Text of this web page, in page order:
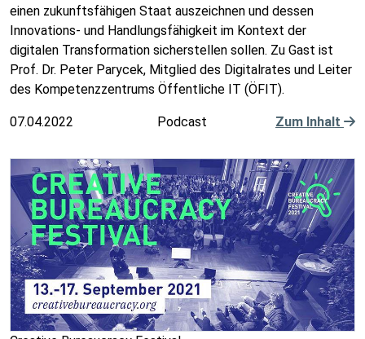
einen zukunftsfähigen Staat auszeichnen und dessen
Innovations- und Handlungsfähigkeit im Kontext der
digitalen Transformation sicherstellen sollen. Zu Gast ist
Prof. Dr. Peter Parycek, Mitglied des Digitalrates und Leiter
des Kompetenzzentrums Öffentliche IT (ÖFIT).
07.04.2022 Podcast Zum Inhalt